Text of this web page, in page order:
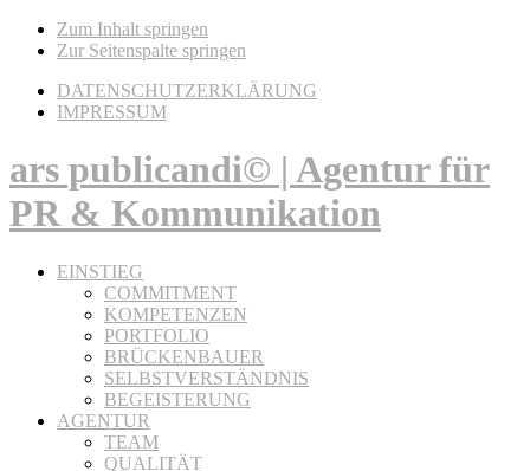
Zum Inhalt springen
Zur Seitenspalte springen
DATENSCHUTZERKLÄRUNG
IMPRESSUM
ars publicandi© | Agentur für
PR & Kommunikation
EINSTIEG
COMMITMENT
KOMPETENZEN
PORTFOLIO
BRÜCKENBAUER
SELBSTVERSTÄNDNIS
BEGEISTERUNG
AGENTUR
TEAM
QUALITÄT